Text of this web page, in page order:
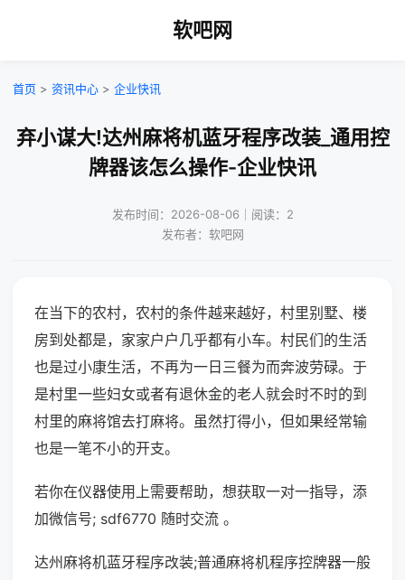
软吧网
首页 > 资讯中心 > 企业快讯
弃小谋大!达州麻将机蓝牙程序改装_通用控
牌器该怎么操作-企业快讯
发布时间：2026-08-06｜阅读：2
发布者：软吧网
在当下的农村，农村的条件越来越好，村里别墅、楼
房到处都是，家家户户几乎都有小车。村民们的生活
也是过小康生活，不再为一日三餐为而奔波劳碌。于
是村里一些妇女或者有退休金的老人就会时不时的到
村里的麻将馆去打麻将。虽然打得小，但如果经常输
也是一笔不小的开支。
若你在仪器使用上需要帮助，想获取一对一指导，添
加微信号; sdf6770 随时交流 。
达州麻将机蓝牙程序改装;普通麻将机程序控牌器一般